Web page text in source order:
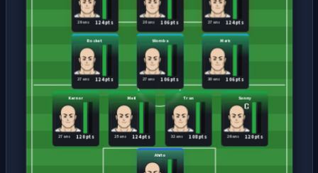
Ahito
Kernor
120 pts
27 ans
Meil
124 pts
25 ans
Tran
108 pts
32 ans
Sonny
120 pts
26 ans
Rocket
124 pts
27 ans
Womba
106 pts
27 ans
Mark
106 pts
30 ans
124 pts
29 ans 106 pts
28 ans 124 pts
27 ans